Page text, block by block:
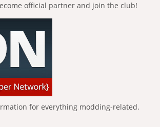
official partner and join the club!
for everything modding-related.